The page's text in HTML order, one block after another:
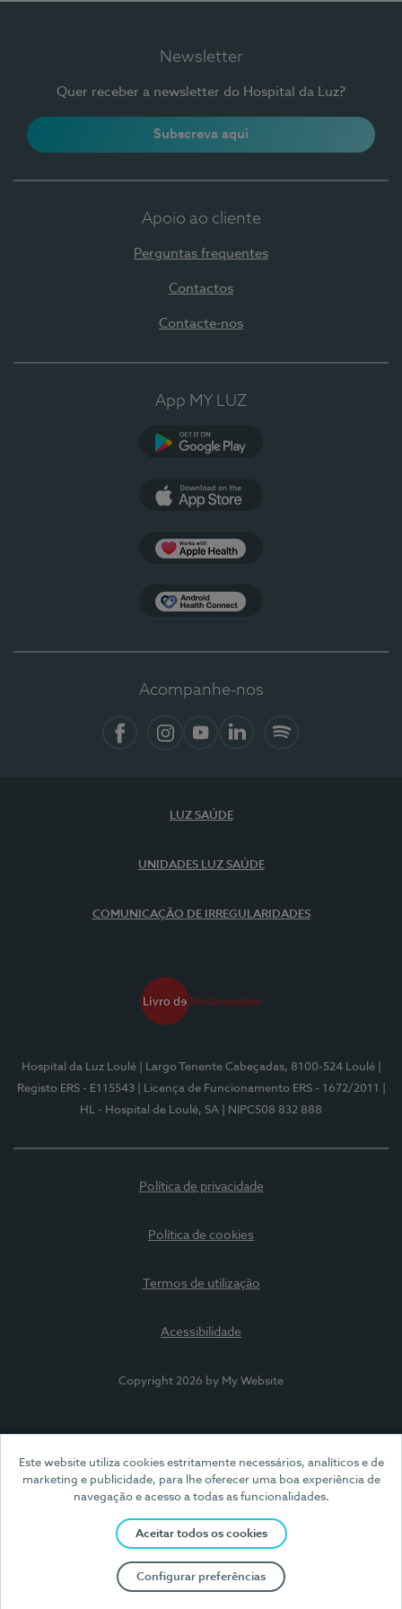
Este website utiliza cookies estritamente necessários, analíticos e de
marketing e publicidade, para lhe oferecer uma boa experiência de
navegação e acesso a todas as funcionalidades.
Aceitar todos os cookies
Configurar preferências
Newsletter
Quer receber a newsletter do Hospital da Luz?
Subscreva aqui
Apoio ao cliente
Perguntas frequentes
Contactos
Contacte-nos
App MY LUZ
Acompanhe-nos
LUZ SAÚDE
UNIDADES LUZ SAÚDE
COMUNICAÇÃO DE IRREGULARIDADES
Hospital da Luz Loulé | Largo Tenente Cabeçadas, 8100-524 Loulé
Registo ERS - E115543
| Licença de Funcionamento ERS - 1672/2011
HL - Hospital de Loulé, SA
| NIPC508 832 888
Política de privacidade
Política de cookies
Termos de utilização
Acessibilidade
Copyright 2026 by My Website